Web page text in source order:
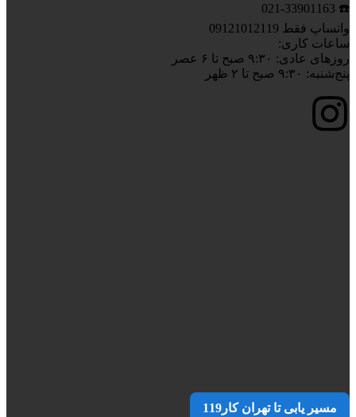
☎️ 021-33901163
واتساپ فقط 09121012119
ساعات کاری:
روزهای عادی: ۹:۳۰ صبح تا ۶ عصر
پنج‌شنبه: ۹:۳۰ صبح تا ۲ ظهر
مسیر یابی تا تهران کار119